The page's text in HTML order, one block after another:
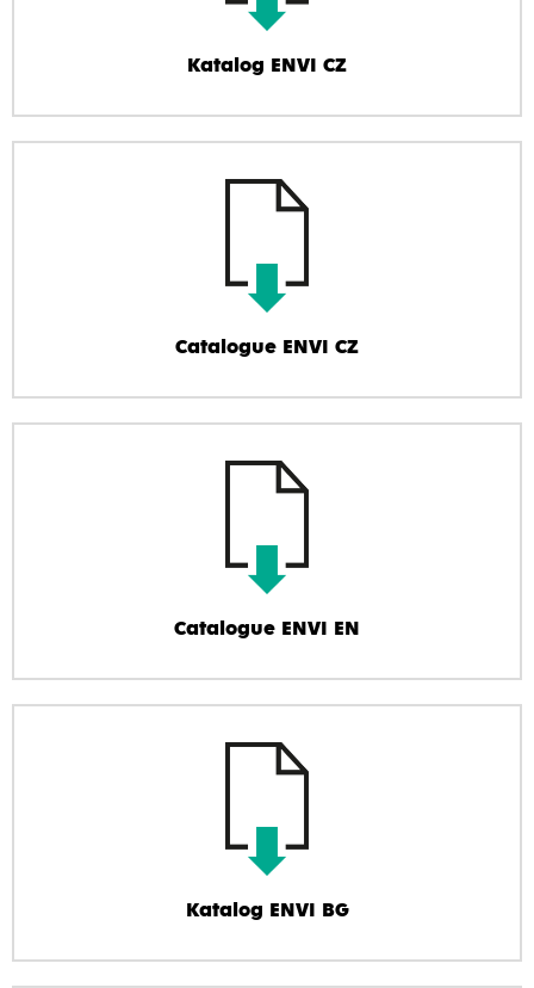
Katalog ENVI CZ
Catalogue ENVI CZ
Catalogue ENVI EN
Katalog ENVI BG